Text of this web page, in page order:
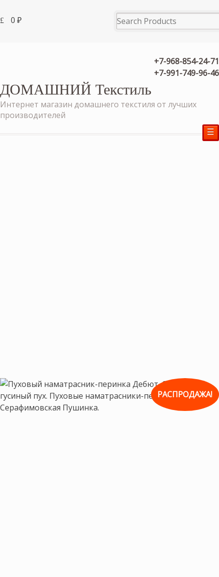
0 ₽
+7-968-854-24-71
+7-991-749-96-46
ДОМАШНИЙ Текстиль
Интернет магазин домашнего текстиля от лучших
производителей
☰
РАСПРОДАЖА!